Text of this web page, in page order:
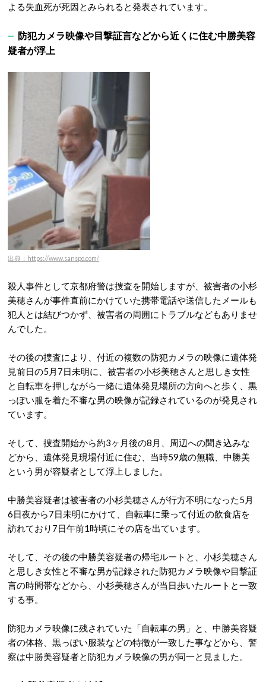
よる失血死が死因とみられると発表されています。
防犯カメラ映像や目撃証言などから近くに住む中勝美容
疑者が浮上
出典：https://www.sanspo.com/
殺人事件として京都府警は捜査を開始しますが、被害者の小杉
美穂さんが事件直前にかけていた携帯電話や送信したメールも
犯人とは結びつかず、被害者の周囲にトラブルなどもありませ
んでした。
その後の捜査により、付近の複数の防犯カメラの映像に遺体発
見前日の5月7日未明に、被害者の小杉美穂さんと思しき女性
と自転車を押しながら一緒に遺体発見場所の方向へと歩く、黒
っぽい服を着た不審な男の映像が記録されているのが発見され
ています。
そして、捜査開始から約3ヶ月後の8月、周辺への聞き込みな
どから、遺体発見現場付近に住む、当時59歳の無職、中勝美
という男が容疑者として浮上しました。
中勝美容疑者は被害者の小杉美穂さんが行方不明になった5月
6日夜から7日未明にかけて、自転車に乗って付近の飲食店を
訪れており7日午前1時頃にその店を出ています。
そして、その後の中勝美容疑者の帰宅ルートと、小杉美穂さん
と思しき女性と不審な男が記録された防犯カメラ映像や目撃証
言の時間帯などから、小杉美穂さんが当日歩いたルートと一致
する事。
防犯カメラ映像に残されていた「自転車の男」と、中勝美容疑
者の体格、黒っぽい服装などの特徴が一致した事などから、警
察は中勝美容疑者と防犯カメラ映像の男が同一と見ました。